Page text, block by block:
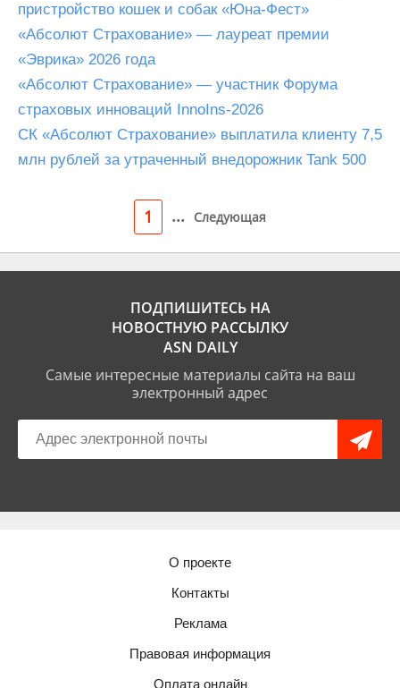
пристройство кошек и собак «Юна-Фест»
«Абсолют Страхование» — лауреат премии
«Эврика» 2026 года
«Абсолют Страхование» — участник Форума
страховых инноваций InnoIns-2026
СК «Абсолют Страхование» выплатила клиенту 7,5
млн рублей за утраченный внедорожник Tank 500
1 ... Следующая
ПОДПИШИТЕСЬ НА
НОВОСТНУЮ РАССЫЛКУ
ASN DAILY
Самые интересные материалы сайта на ваш
электронный адрес
О проекте
Контакты
Реклама
Правовая информация
Оплата онлайн